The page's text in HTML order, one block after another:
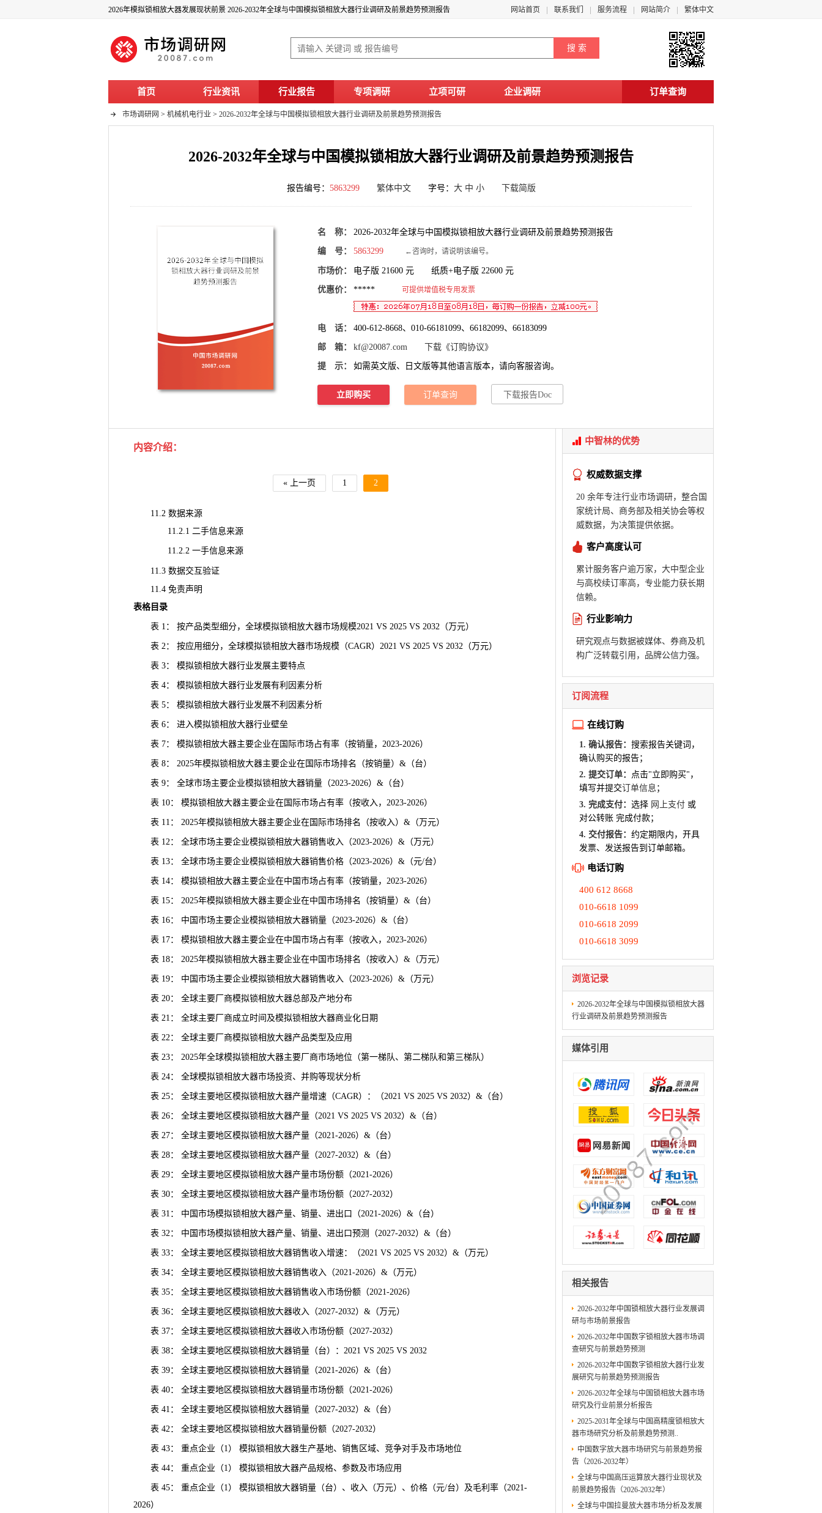
2026年模拟锁相放大器发展现状前景 2026-2032年全球与中国模拟锁相放大器行业调研及前景趋势预测报告 网站首页 联系我们 服务流程 网站简介 繁体中文
首页 行业资讯 行业报告 专项调研 立项可研 企业调研 订单查询
市场调研网 > 机械机电行业 > 2026-2032年全球与中国模拟锁相放大器行业调研及前景趋势预测报告
2026-2032年全球与中国模拟锁相放大器行业调研及前景趋势预测报告
报告编号： 5863299 繁体中文字号： 大 中 小 下载简版
名 称： 2026-2032年全球与中国模拟锁相放大器行业调研及前景趋势预测报告
编 号： 5863299 ←咨询时，请说明该编号。
市场价： 电子版 21600 元 纸质+电子版 22600 元
优惠价： ***** 可提供增值税专用发票
电 话： 400-612-8668、010-66181099、66182099、66183099
邮 箱： kf@20087.com 下载《订购协议》
提 示： 如需英文版、日文版等其他语言版本，请向客服咨询。
立即购买 订单查询 下载报告Doc
内容介绍：
« 上一页 1 2
11.2 数据来源
11.2.1 二手信息来源
11.2.2 一手信息来源
11.3 数据交互验证
11.4 免责声明
表格目录
表 1： 按产品类型细分，全球模拟锁相放大器市场规模2021 VS 2025 VS 2032（万元）
表 2： 按应用细分，全球模拟锁相放大器市场规模（CAGR）2021 VS 2025 VS 2032（万元）
表 3： 模拟锁相放大器行业发展主要特点
表 4： 模拟锁相放大器行业发展有利因素分析
表 5： 模拟锁相放大器行业发展不利因素分析
表 6： 进入模拟锁相放大器行业壁垒
表 7： 模拟锁相放大器主要企业在国际市场占有率（按销量，2023-2026）
表 8： 2025年模拟锁相放大器主要企业在国际市场排名（按销量）&（台）
表 9： 全球市场主要企业模拟锁相放大器销量（2023-2026）&（台）
表 10： 模拟锁相放大器主要企业在国际市场占有率（按收入，2023-2026）
表 11： 2025年模拟锁相放大器主要企业在国际市场排名（按收入）&（万元）
表 12： 全球市场主要企业模拟锁相放大器销售收入（2023-2026）&（万元）
表 13： 全球市场主要企业模拟锁相放大器销售价格 （2023-2026）&（元/台）
表 14： 模拟锁相放大器主要企业在中国市场占有率（按销量，2023-2026）
表 15： 2025年模拟锁相放大器主要企业在中国市场排名（按销量）&（台）
表 16： 中国市场主要企业模拟锁相放大器销量（2023-2026）&（台）
表 17： 模拟锁相放大器主要企业在中国市场占有率（按收入，2023-2026）
表 18： 2025年模拟锁相放大器主要企业在中国市场排名（按收入）&（万元）
表 19： 中国市场主要企业模拟锁相放大器销售收入（2023-2026）&（万元）
表 20： 全球主要厂商模拟锁相放大器总部及产地分布
表 21： 全球主要厂商成立时间及模拟锁相放大器商业化日期
表 22： 全球主要厂商模拟锁相放大器产品类型及应用
表 23： 2025年全球模拟锁相放大器主要厂商市场地位（第一梯队、第二梯队和第三梯队）
表 24： 全球模拟锁相放大器市场投资、并购等现状分析
表 25： 全球主要地区模拟锁相放大器产量增速（CAGR）：（2021 VS 2025 VS 2032）&（台）
表 26： 全球主要地区模拟锁相放大器产量（2021 VS 2025 VS 2032）&（台）
表 27： 全球主要地区模拟锁相放大器产量（2021-2026）&（台）
表 28： 全球主要地区模拟锁相放大器产量（2027-2032）&（台）
表 29： 全球主要地区模拟锁相放大器产量市场份额（2021-2026）
表 30： 全球主要地区模拟锁相放大器产量市场份额（2027-2032）
表 31： 中国市场模拟锁相放大器产量、销量、进出口（2021-2026）&（台）
表 32： 中国市场模拟锁相放大器产量、销量、进出口预测（2027-2032）&（台）
表 33： 全球主要地区模拟锁相放大器销售收入增速：（2021 VS 2025 VS 2032）&（万元）
表 34： 全球主要地区模拟锁相放大器销售收入（2021-2026）&（万元）
表 35： 全球主要地区模拟锁相放大器销售收入市场份额（2021-2026）
表 36： 全球主要地区模拟锁相放大器收入（2027-2032）&（万元）
表 37： 全球主要地区模拟锁相放大器收入市场份额（2027-2032）
表 38： 全球主要地区模拟锁相放大器销量（台）：2021 VS 2025 VS 2032
表 39： 全球主要地区模拟锁相放大器销量（2021-2026）&（台）
表 40： 全球主要地区模拟锁相放大器销量市场份额（2021-2026）
表 41： 全球主要地区模拟锁相放大器销量（2027-2032）&（台）
表 42： 全球主要地区模拟锁相放大器销量份额（2027-2032）
表 43： 重点企业（1） 模拟锁相放大器生产基地、销售区域、 竞争对手及市场地位
表 44： 重点企业（1） 模拟锁相放大器产品规格、参数及市场应用
表 45： 重点企业（1） 模拟锁相放大器销量（台）、收入（万元）、价格（元/台）及毛利率（2021-
2026）
中智林的优势
权威数据支撑
20 余年专注行业市场调研，整合国
家统计局、商务部及相关协会等权
威数据，为决策提供依据。
客户高度认可
累计服务客户逾万家，大中型企业
与高校续订率高，专业能力获长期
信赖。
行业影响力
研究观点与数据被媒体、券商及机
构广泛转载引用，品牌公信力强。
订阅流程
在线订购
1. 确认报告： 搜索报告关键词，
确认购买的报告；
2. 提交订单： 点击"立即购买"，
填写并提交订单信息 ；
3. 完成支付： 选择 网上支付 或
对公转账 完成付款；
4. 交付报告： 约定期限内，开具
发票、发送报告到订单邮箱。
电话订购
400 612 8668
010-6618 1099
010-6618 2099
010-6618 3099
浏览记录
2026-2032年全球与中国模拟锁相放大器
行业调研及前景趋势预测报告
媒体引用
相关报告
2026-2032年中国锁相放大器行业发展调
研与市场前景报告
2026-2032年中国数字锁相放大器市场调
查研究与前景趋势预测
2026-2032年中国数字锁相放大器行业发
展研究与前景趋势预测报告
2026-2032年全球与中国锁相放大器市场
研究及行业前景分析报告
2025-2031年全球与中国高精度锁相放大
器市场研究分析及前景趋势预测..
中国数字放大器市场研究与前景趋势报
告（2026-2032年）
全球与中国高压运算放大器行业现状及
前景趋势报告（2026-2032年）
全球与中国拉曼放大器市场分析及发展